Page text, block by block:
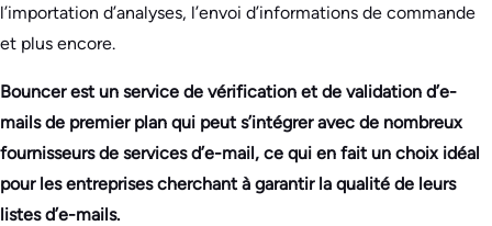
l’importation d’analyses, l’envoi d’informations de commande
et plus encore.
Bouncer est un service de vérification et de validation d’e-
mails de premier plan qui peut s’intégrer avec de nombreux
fournisseurs de services d’e-mail, ce qui en fait un choix idéal
pour les entreprises cherchant à garantir la qualité de leurs
listes d’e-mails.